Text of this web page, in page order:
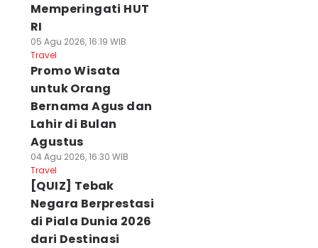
Memperingati HUT
RI
05 Agu 2026, 16:19 WIB
Travel
Promo Wisata
untuk Orang
Bernama Agus dan
Lahir di Bulan
Agustus
04 Agu 2026, 16:30 WIB
Travel
[QUIZ] Tebak
Negara Berprestasi
di Piala Dunia 2026
dari Destinasi